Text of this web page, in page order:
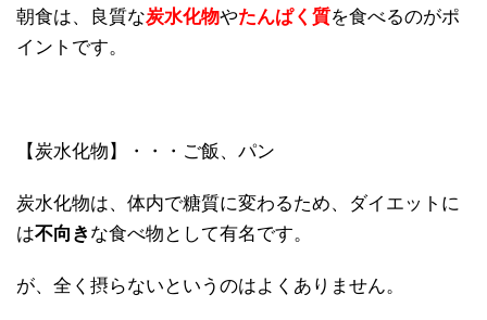
朝食は、良質な炭水化物やたんぱく質を食べるのがポ
イントです。
【炭水化物】・・・ご飯、パン
炭水化物は、体内で糖質に変わるため、ダイエットに
は不向き な食べ物として有名です。
が、全く摂らないというのはよくありません。